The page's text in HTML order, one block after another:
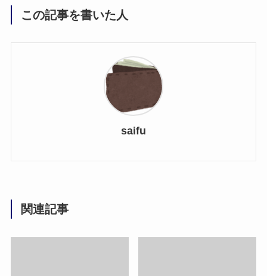
この記事を書いた人
saifu
関連記事